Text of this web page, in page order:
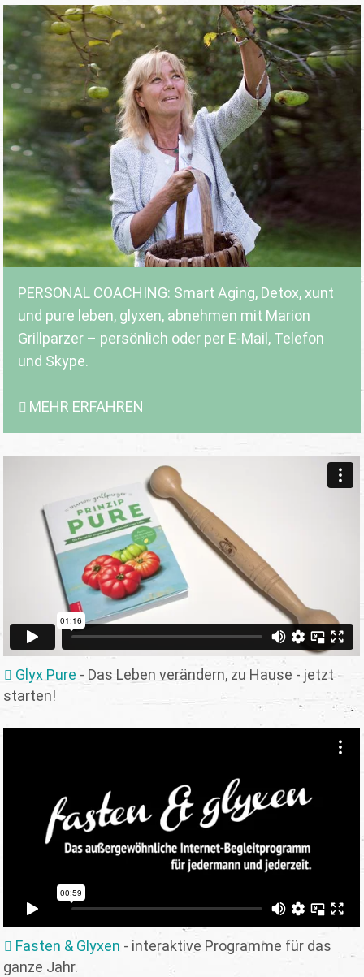
PERSONAL COACHING: Smart Aging, Detox, xunt
und pure leben, glyxen, abnehmen mit Marion
Grillparzer – persönlich oder per E-Mail, Telefon
und Skype.
MEHR ERFAHREN
Glyx Pure - Das Leben verändern, zu Hause - jetzt
starten!
Fasten & Glyxen - interaktive Programme für das
ganze Jahr.